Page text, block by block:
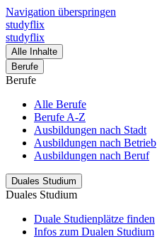
Navigation überspringen
studyflix
studyflix
Alle Inhalte
Berufe
Berufe
Alle Berufe
Berufe A-Z
Ausbildungen nach Stadt
Ausbildungen nach Betrieb
Ausbildungen nach Beruf
Duales Studium
Duales Studium
Duale Studienplätze finden
Infos zum Dualen Studium